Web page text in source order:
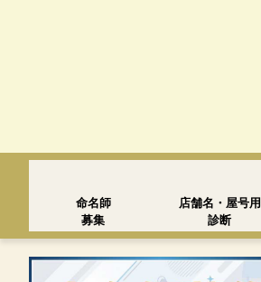
命名師
募集
店舗名・屋号用
診断